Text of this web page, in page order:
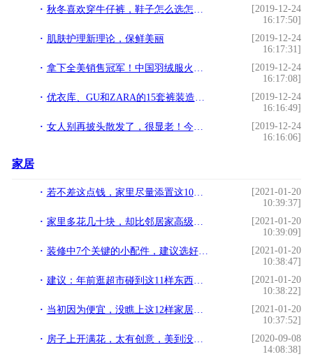
秋冬喜欢穿牛仔裤，鞋子怎么选怎么搭，造型才更出众？
[2019-12-24
16:17:50]
肌肤护理新理论，保鲜美丽
[2019-12-24
16:17:31]
拿下全美销售冠军！中国羽绒服火出国门，看国货如何进军海外市场
[2019-12-24
16:17:08]
优衣库、GU和ZARA的15套裤装造型look分享，你偏爱哪一个？
[2019-12-24
16:16:49]
女人别再披头散发了，很显老！今年流行这3种发型，减龄显脸小
[2019-12-24
16:16:06]
家居
若不差这点钱，家里尽量添置这10样物品，让新年幸福感立马提升
[2021-01-20
10:39:37]
家里多花几十块，却比邻居家高级好多倍，特别是这几样，实用显贵
[2021-01-20
10:39:09]
装修中7个关键的小配件，建议选好的，一旦出问题，更换超麻烦
[2021-01-20
10:38:47]
建议：年前逛超市碰到这11样东西，赶紧买，幸福感会大大提升
[2021-01-20
10:38:22]
当初因为便宜，没瞧上这12样家居好物，用后发现再也离不开了
[2021-01-20
10:37:52]
房子上开满花，太有创意，美到没朋友，现实中的空气花园
[2020-09-08
14:08:38]